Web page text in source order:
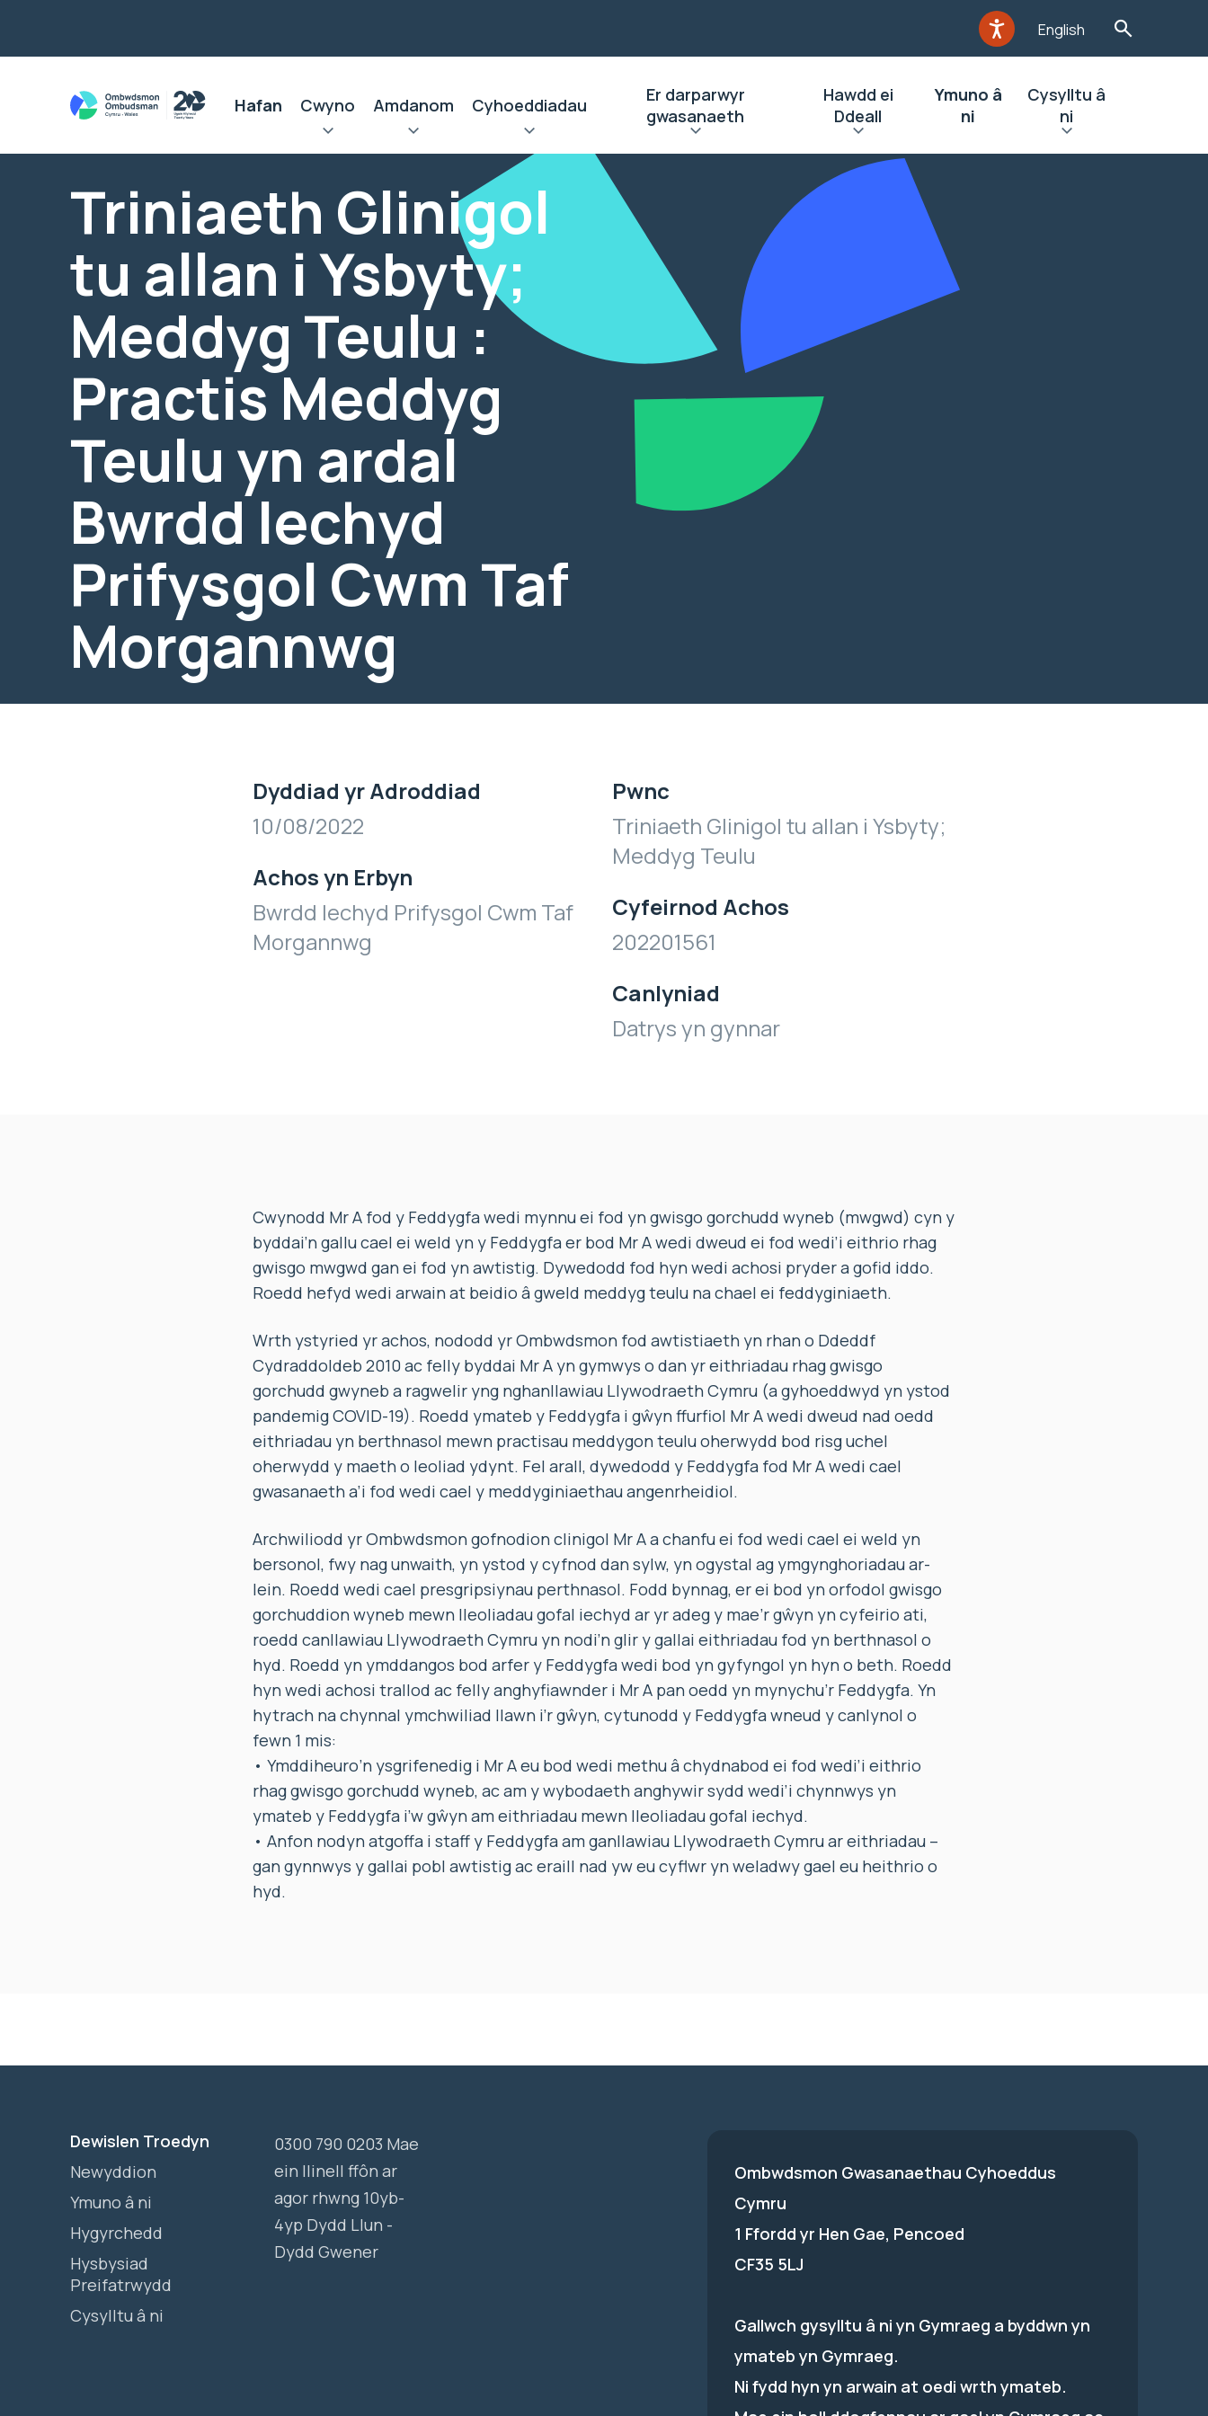
English
Hafan Cwyno Amdanom Cyhoeddiadau
Er darparwyr
gwasanaeth
Hawdd ei
Ddeall
Ymuno â
ni
Cysylltu â
ni
Triniaeth Glinigol
tu allan i Ysbyty;
Meddyg Teulu :
Practis Meddyg
Teulu yn ardal
Bwrdd Iechyd
Prifysgol Cwm Taf
Morgannwg
Dyddiad yr Adroddiad
10/08/2022
Achos yn Erbyn
Bwrdd Iechyd Prifysgol Cwm Taf
Morgannwg
Pwnc
Triniaeth Glinigol tu allan i Ysbyty;
Meddyg Teulu
Cyfeirnod Achos
202201561
Canlyniad
Datrys yn gynnar
Cwynodd Mr A fod y Feddygfa wedi mynnu ei fod yn gwisgo gorchudd wyneb (mwgwd) cyn y
byddai’n gallu cael ei weld yn y Feddygfa er bod Mr A wedi dweud ei fod wedi’i eithrio rhag
gwisgo mwgwd gan ei fod yn awtistig. Dywedodd fod hyn wedi achosi pryder a gofid iddo.
Roedd hefyd wedi arwain at beidio â gweld meddyg teulu na chael ei feddyginiaeth.
Wrth ystyried yr achos, nododd yr Ombwdsmon fod awtistiaeth yn rhan o Ddeddf
Cydraddoldeb 2010 ac felly byddai Mr A yn gymwys o dan yr eithriadau rhag gwisgo
gorchudd gwyneb a ragwelir yng nghanllawiau Llywodraeth Cymru (a gyhoeddwyd yn ystod
pandemig COVID-19). Roedd ymateb y Feddygfa i gŵyn ffurfiol Mr A wedi dweud nad oedd
eithriadau yn berthnasol mewn practisau meddygon teulu oherwydd bod risg uchel
oherwydd y maeth o leoliad ydynt. Fel arall, dywedodd y Feddygfa fod Mr A wedi cael
gwasanaeth a’i fod wedi cael y meddyginiaethau angenrheidiol.
Archwiliodd yr Ombwdsmon gofnodion clinigol Mr A a chanfu ei fod wedi cael ei weld yn
bersonol, fwy nag unwaith, yn ystod y cyfnod dan sylw, yn ogystal ag ymgynghoriadau ar-
lein. Roedd wedi cael presgripsiynau perthnasol. Fodd bynnag, er ei bod yn orfodol gwisgo
gorchuddion wyneb mewn lleoliadau gofal iechyd ar yr adeg y mae’r gŵyn yn cyfeirio ati,
roedd canllawiau Llywodraeth Cymru yn nodi’n glir y gallai eithriadau fod yn berthnasol o
hyd. Roedd yn ymddangos bod arfer y Feddygfa wedi bod yn gyfyngol yn hyn o beth. Roedd
hyn wedi achosi trallod ac felly anghyfiawnder i Mr A pan oedd yn mynychu’r Feddygfa. Yn
hytrach na chynnal ymchwiliad llawn i’r gŵyn, cytunodd y Feddygfa wneud y canlynol o
fewn 1 mis:
• Ymddiheuro’n ysgrifenedig i Mr A eu bod wedi methu â chydnabod ei fod wedi’i eithrio
rhag gwisgo gorchudd wyneb, ac am y wybodaeth anghywir sydd wedi’i chynnwys yn
ymateb y Feddygfa i’w gŵyn am eithriadau mewn lleoliadau gofal iechyd.
• Anfon nodyn atgoffa i staff y Feddygfa am ganllawiau Llywodraeth Cymru ar eithriadau –
gan gynnwys y gallai pobl awtistig ac eraill nad yw eu cyflwr yn weladwy gael eu heithrio o
hyd.
Dewislen Troedyn
Newyddion
Ymuno â ni
Hygyrchedd
Hysbysiad
Preifatrwydd
Cysylltu â ni
0300 790 0203 Mae
ein llinell ffôn ar
agor rhwng 10yb-
4yp Dydd Llun -
Dydd Gwener
Ombwdsmon Gwasanaethau Cyhoeddus
Cymru
1 Ffordd yr Hen Gae, Pencoed
CF35 5LJ
Gallwch gysylltu â ni yn Gymraeg a byddwn yn
ymateb yn Gymraeg.
Ni fydd hyn yn arwain at oedi wrth ymateb.